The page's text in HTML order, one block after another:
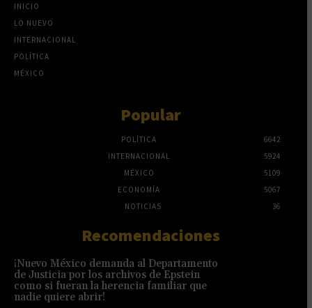
INICIO
LO NUEVO
INTERNACIONAL
POLÍTICA
MÉXICO
Popular
POLÍTICA
6642
INTERNACIONAL
5924
MÉXICO
5109
ECONOMÍA
5067
NOTICIAS
36
Recomendaciones
¡Nuevo México demanda al Departamento
de Justicia por los archivos de Epstein
como si fueran la herencia familiar que
nadie quiere abrir!